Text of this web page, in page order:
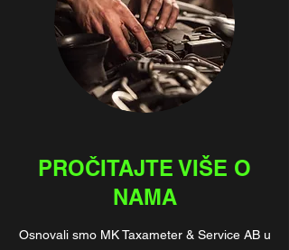
PROČITAJTE VIŠE O
NAMA
Osnovali smo MK Taxameter & Service AB u